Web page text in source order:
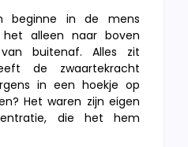
beginne in de mens
alleen naar boven
buitenaf. Alles zit
de zwaartekracht
in een hoekje op
Het waren zijn eigen
die het hem